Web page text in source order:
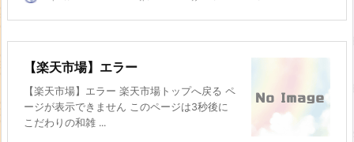
【楽天市場】エラー
【楽天市場】エラー 楽天市場トップへ戻る ペ
ージが表示できません このページは3秒後に
こだわりの和雑 ...